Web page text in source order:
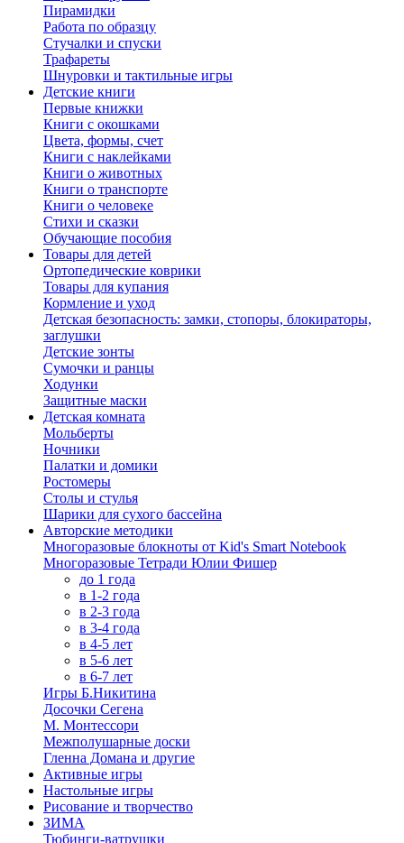
Пирамидки
Работа по образцу
Стучалки и спуски
Трафареты
Шнуровки и тактильные игры
Детские книги
Первые книжки
Книги с окошками
Цвета, формы, счет
Книги с наклейками
Книги о животных
Книги о транспорте
Книги о человеке
Стихи и сказки
Обучающие пособия
Товары для детей
Ортопедические коврики
Товары для купания
Кормление и уход
Детская безопасность: замки, стопоры, блокираторы,
заглушки
Детские зонты
Сумочки и ранцы
Ходунки
Защитные маски
Детская комната
Мольберты
Ночники
Палатки и домики
Ростомеры
Столы и стулья
Шарики для сухого бассейна
Авторские методики
Многоразовые блокноты от Kid's Smart Notebook
Многоразовые Тетради Юлии Фишер
до 1 года
в 1-2 года
в 2-3 года
в 3-4 года
в 4-5 лет
в 5-6 лет
в 6-7 лет
Игры Б.Никитина
Досочки Сегена
М. Монтессори
Межполушарные доски
Гленна Домана и другие
Активные игры
Настольные игры
Рисование и творчество
ЗИМА
Тюбинги-ватрушки